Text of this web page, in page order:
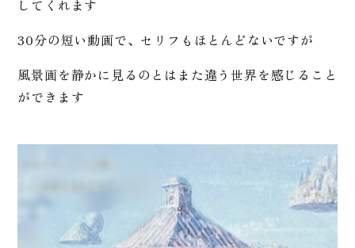
してくれます
30分の短い動画で、セリフもほとんどないですが
風景画を静かに見るのとはまた違う世界を感じること
ができます